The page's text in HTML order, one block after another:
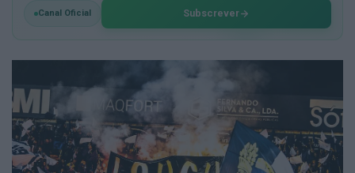
Canal Oficial Subscrever